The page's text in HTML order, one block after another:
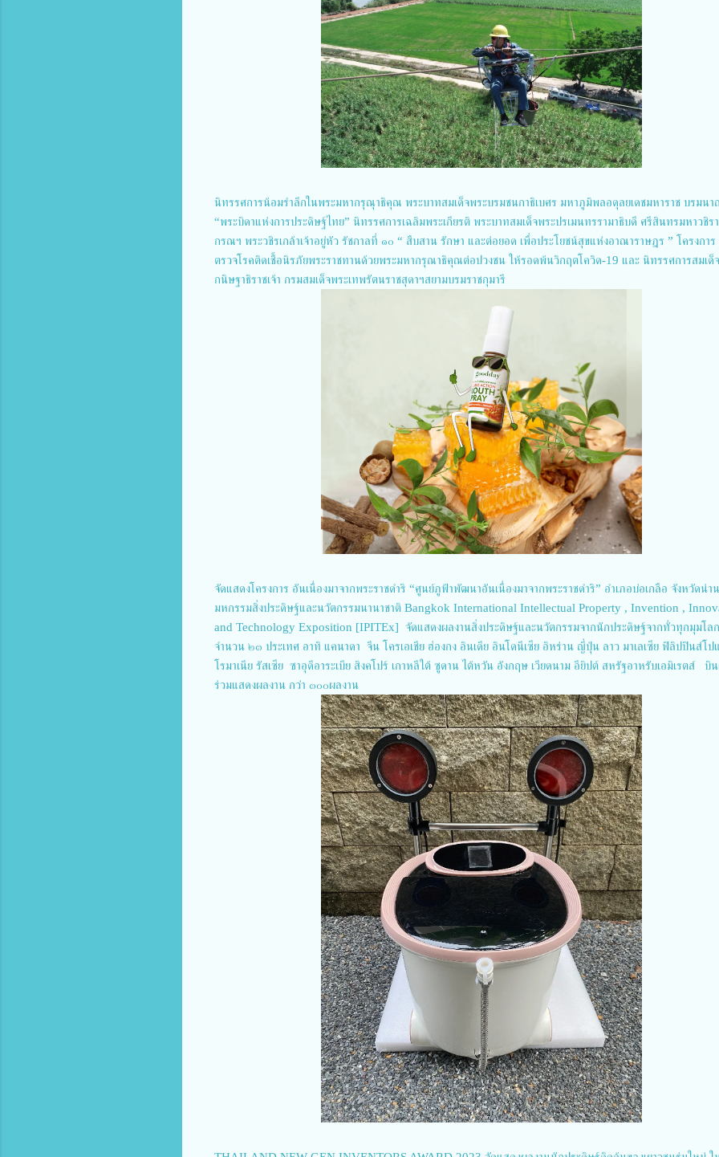
นิทรรศการน้อมรำลึกในพระมหากรุณุาธิคุณ พระบาทสมเด็จพระบรมชนกาธิเบศร มหาภูมิพลอดุลยเดชมหาราช บรมนา
“พระบิดาแห่งการประดิษฐ์ไทย” นิทรรศการเฉลิมพระเกียรติ พระบาทสมเด็จพระปรเมนทรรามาธิบดี ศรีสินทรมหาวชิร
กรณฯ พระวชิรเกล้าเจ้าอยู่หัว รัชกาลที่ ๑๐ “ สืบสาน รักษา และต่อยอด เพื่อประโยชน์สุขแห่งอาณาราษฎร ” โครงการ
ตรวจโรคติดเชื้อนิรภัยพระราชทานด้วยพระมหากรุณาธิคุณต่อปวงชน ให้รอดพ้นวิกฤตโควิด-19 และ นิทรรศการสมเด็
กนิษฐาธิราชเจ้า กรมสมเด็จพระเทพรัตนราชสุดาฯสยามบรมราชกุมารี
จัดแสดงโครงการ อันเนื่องมาจากพระราชดำริ “ศูนย์ภูฟ้าพัฒนาอันเนื่องมาจากพระราชดำริ” อำเภอบ่อเกลือ จังหวัดน่าน
มหกรรมสิ่งประดิษฐ์และนวัตกรรมนานาชาติ Bangkok International Intellectual Property , Invention ,
and Technology Exposition [IPITEx] จัดแสดงผลงานสิ่งประดิษฐ์และนวัตกรรมจากนักประดิษฐ์จากทั่วทุกมุมโลก
จำนวน ๒๓ ประเทศ อาทิ แคนาดา จีน โครเอเชีย ฮ่องกง อินเดีย อินโดนีเซีย อิหร่าน ญี่ปุ่น ลาว มาเลเซีย ฟิลิปปินส์โป
โรมาเนีย รัสเซีย ซาอุดีอาระเบีย สิงคโปร์ เกาหลีใต้ ซูดาน ไต้หวัน อังกฤษ เวียดนาม อียิปต์ สหรัฐอาหรับเอมิเรตส์ บิน
ร่วมแสดงผลงาน กว่า ๓๐๐ผลงาน